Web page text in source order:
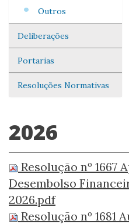
Outros
Deliberações
Portarias
Resoluções Normativas
2026
Resolução nº 1667
Desembolso
2026.pdf
Resolução nº 1681